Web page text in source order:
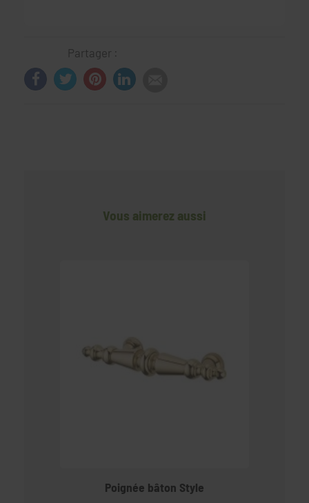
Partager :
Vous aimerez aussi
Poignée bâton Style